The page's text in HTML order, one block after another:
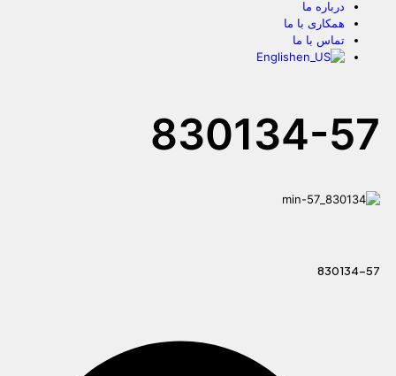
درباره ما
همکاری با ما
تماس با ما
English
830134-57
830134-57